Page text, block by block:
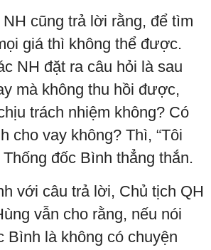
cũng trả lời rằng, để tìm
giá thì không thể được.
NH đặt ra câu hỏi là sau
mà không thu hồi được,
trách nhiệm không? Có
cho vay không? Thì, “Tôi
Thống đốc Bình thẳng thắn.
với câu trả lời, Chủ tịch QH
vẫn cho rằng, nếu nói
Bình là không có chuyện